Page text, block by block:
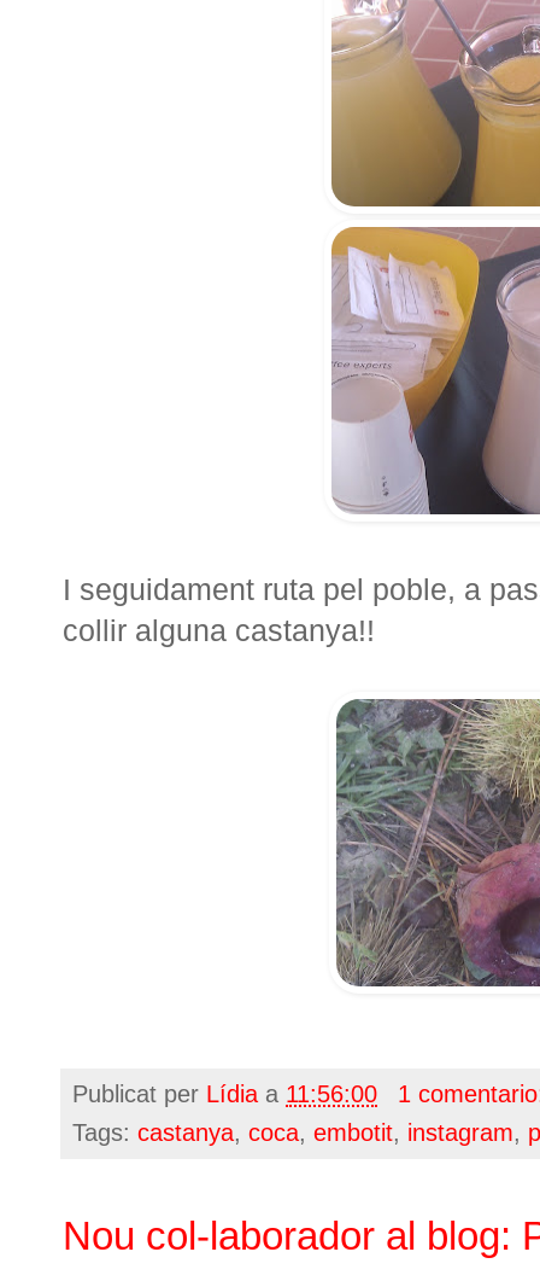
I seguidament ruta pel poble, a
collir alguna castanya!!
Publicat per Lídia a 11:56:00
1
Tags: castanya, coca, embotit, instagram,
Nou col-laborador al blog: